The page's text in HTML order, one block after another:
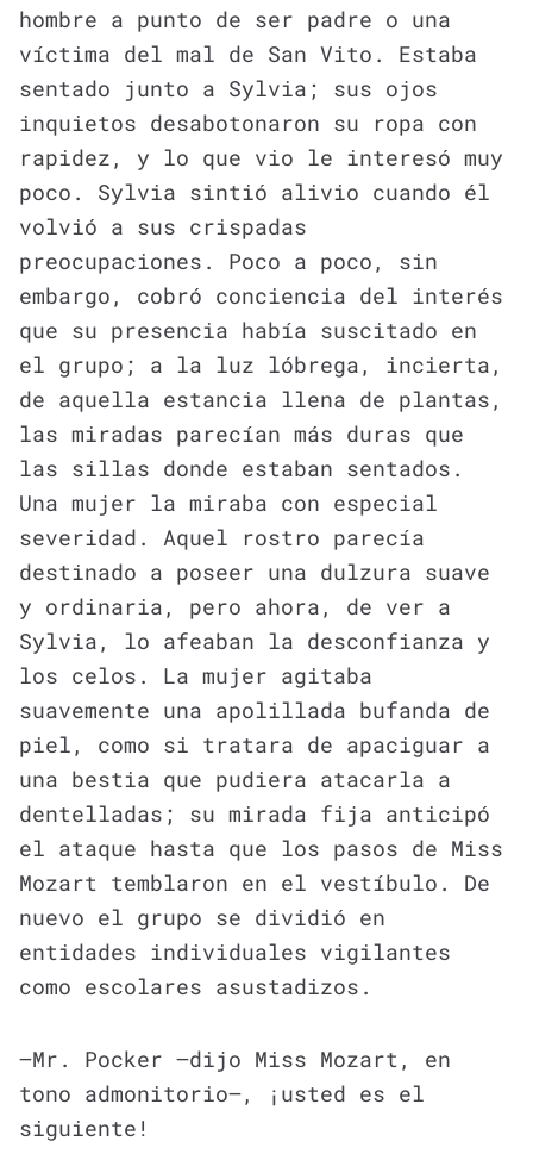
hombre a punto de ser padre o una
víctima del mal de San Vito. Estaba
sentado junto a Sylvia; sus ojos
inquietos desabotonaron su ropa con
rapidez, y lo que vio le interesó muy
poco. Sylvia sintió alivio cuando él
volvió a sus crispadas
preocupaciones. Poco a poco, sin
embargo, cobró conciencia del interés
que su presencia había suscitado en
el grupo; a la luz lóbrega, incierta,
de aquella estancia llena de plantas,
las miradas parecían más duras que
las sillas donde estaban sentados.
Una mujer la miraba con especial
severidad. Aquel rostro parecía
destinado a poseer una dulzura suave
y ordinaria, pero ahora, de ver a
Sylvia, lo afeaban la desconfianza y
los celos. La mujer agitaba
suavemente una apolillada bufanda de
piel, como si tratara de apaciguar a
una bestia que pudiera atacarla a
dentelladas; su mirada fija anticipó
el ataque hasta que los pasos de Miss
Mozart temblaron en el vestíbulo. De
nuevo el grupo se dividió en
entidades individuales vigilantes
como escolares asustadizos.
—Mr. Pocker —dijo Miss Mozart, en
tono admonitorio—, ¡usted es el
siguiente!